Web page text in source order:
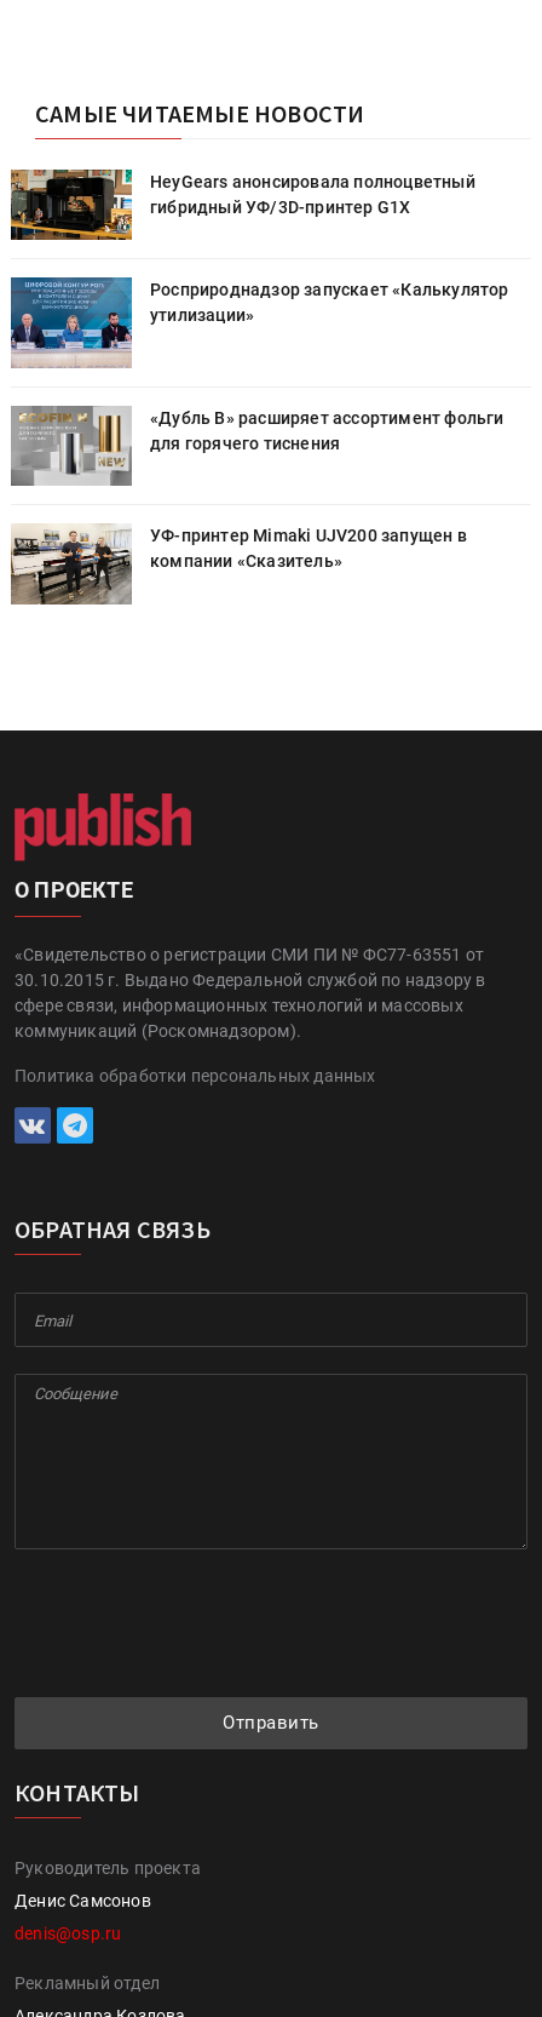
САМЫЕ ЧИТАЕМЫЕ НОВОСТИ
HeyGears анонсировала полноцветный
гибридный УФ/3D-принтер G1X
Росприроднадзор запускает «Калькулятор
утилизации»
«Дубль В» расширяет ассортимент фольги
для горячего тиснения
УФ-принтер Mimaki UJV200 запущен в
компании «Сказитель»
О ПРОЕКТЕ
«Свидетельство о регистрации СМИ ПИ № ФС77-63551 от
30.10.2015 г. Выдано Федеральной службой по надзору в
сфере связи, информационных технологий и массовых
коммуникаций (Роскомнадзором).
Политика обработки персональных данных
ОБРАТНАЯ СВЯЗЬ
Отправить
КОНТАКТЫ
Руководитель проекта
Денис Самсонов
denis@osp.ru
Рекламный отдел